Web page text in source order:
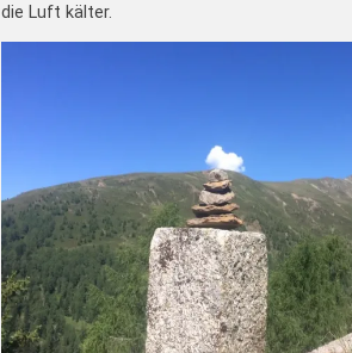
die Luft kälter.